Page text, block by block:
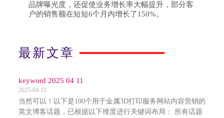
品牌曝光度，还促使业务增长率大幅提升，部分客
户的销售额在短短6个月内增长了150%。
最新文章
keyword 2025 04 11
2025-04-11
当然可以！以下是100个用于金属3D打印服务网站内容营销的
英文博客话题，已根据以下维度进行关键词布局： 所有话题